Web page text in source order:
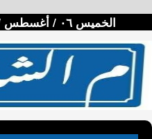
الخميس ٠٦ / أغسطس / ٢٠٢٦